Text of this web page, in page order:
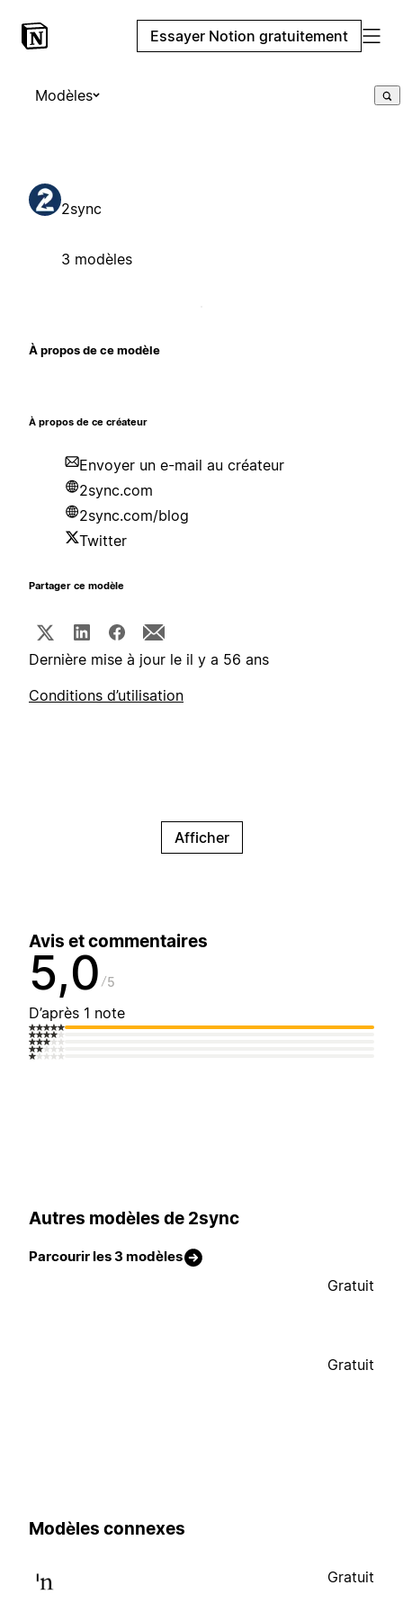
Essayer Notion gratuitement
Modèles
2sync
3 modèles
À propos de ce modèle
À propos de ce créateur
Envoyer un e-mail au créateur
2sync.com
2sync.com/blog
Twitter
Partager ce modèle
Dernière mise à jour le il y a 56 ans
Conditions d’utilisation
Afficher
Avis et commentaires
5,0 5
D’après 1 note
Autres modèles de 2sync
Parcourir les 3 modèles
Gratuit
Gratuit
Modèles connexes
Gratuit